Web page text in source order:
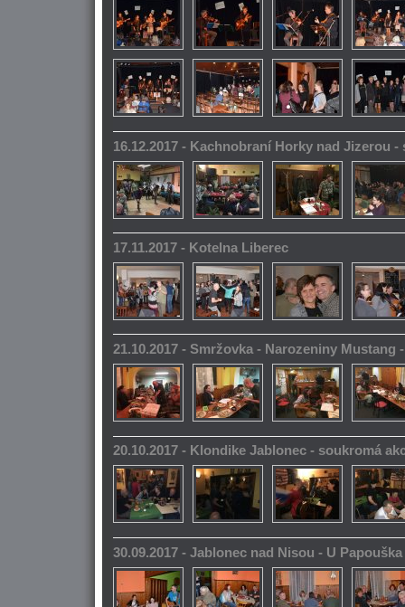
16.12.2017 - Kachnobraní Horky nad Jizerou -
17.11.2017 - Kotelna Liberec
21.10.2017 - Smržovka - Narozeniny Mustang
20.10.2017 - Klondike Jablonec - soukromá
30.09.2017 - Jablonec nad Nisou - U